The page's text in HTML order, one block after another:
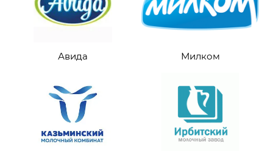
Авида Милком